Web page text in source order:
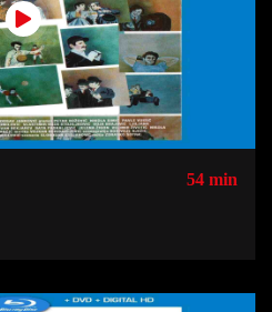
54 min